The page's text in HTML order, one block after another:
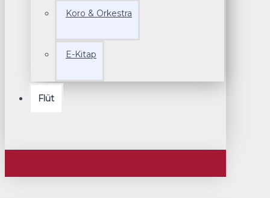
Koro & Orkestra
E-Kitap
Flüt